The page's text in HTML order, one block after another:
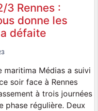
3 Rennes :
donne les
défaite
maritima Médias a suivi
soir face à Rennes
à trois journées
phase régulière. Deux